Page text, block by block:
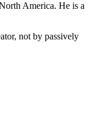
America. He is a
not by passively